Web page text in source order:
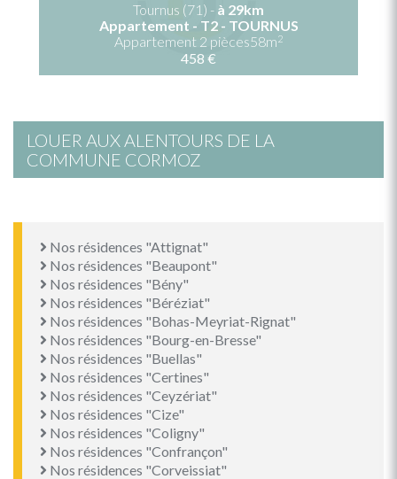
Tournus (71) - à 29km
Appartement - T2 - TOURNUS
Appartement 2 pièces58m2
458 €
LOUER AUX ALENTOURS DE LA
COMMUNE CORMOZ
Nos résidences "Attignat"
Nos résidences "Beaupont"
Nos résidences "Bény"
Nos résidences "Béréziat"
Nos résidences "Bohas-Meyriat-Rignat"
Nos résidences "Bourg-en-Bresse"
Nos résidences "Buellas"
Nos résidences "Certines"
Nos résidences "Ceyzériat"
Nos résidences "Cize"
Nos résidences "Coligny"
Nos résidences "Confrançon"
Nos résidences "Corveissiat"